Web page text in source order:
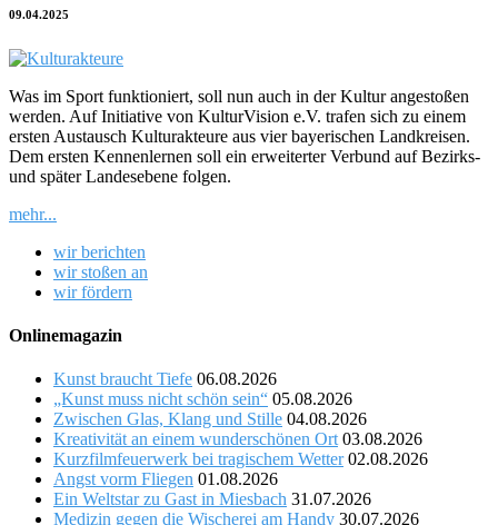
09.04.2025
Was im Sport funktioniert, soll nun auch in der Kultur angestoßen
werden. Auf Initiative von KulturVision e.V. trafen sich zu einem
ersten Austausch Kulturakteure aus vier bayerischen Landkreisen.
Dem ersten Kennenlernen soll ein erweiterter Verbund auf Bezirks-
und später Landesebene folgen.
mehr...
wir berichten
wir stoßen an
wir fördern
Onlinemagazin
Kunst braucht Tiefe 06.08.2026
„Kunst muss nicht schön sein“ 05.08.2026
Zwischen Glas, Klang und Stille 04.08.2026
Kreativität an einem wunderschönen Ort 03.08.2026
Kurzfilmfeuerwerk bei tragischem Wetter 02.08.2026
Angst vorm Fliegen 01.08.2026
Ein Weltstar zu Gast in Miesbach 31.07.2026
Medizin gegen die Wischerei am Handy 30.07.2026